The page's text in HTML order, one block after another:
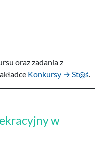
oraz zadania z
Konkursy → St@ś.
w